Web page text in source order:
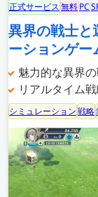
正式サービス無料PC
異界の戦士と
ーションゲー
魅力的な異界
リアルタイム
シミュレーション戦略